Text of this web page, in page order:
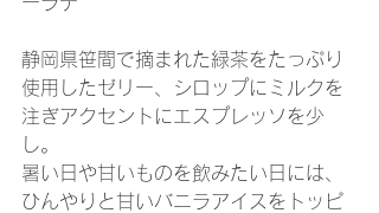
静岡県笹間で摘まれた緑茶をたっぷり
使用したゼリー、シロップにミルクを
注ぎアクセントにエスプレッソを少
し。
暑い日や甘いものを飲みたい日には、
ひんやりと甘いバニラアイスをトッピ